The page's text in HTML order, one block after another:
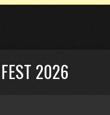
2026